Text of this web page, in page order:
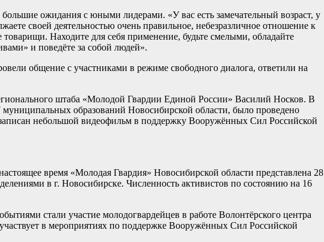
ожидания с юными лидерами. «У вас есть замечательный возраст, у
своей деятельностью очень правильное, небезразличное отношение к
Находите для себя применение, будьте смелыми, обладайте
и поведёте за собой людей».
общение с участниками в режиме свободного диалога, ответили на
штаба «Молодой Гвардии Единой России» Василий Носков. В
муниципальных образований Новосибирской области, было проведено
небольшой видеофильм в поддержку Вооружённых Сил Российской
время «Молодая Гвардия» Новосибирской области представлена 28
в г. Новосибирске. Численность активистов по состоянию на 16
стали участие молодогвардейцев в работе Волонтёрского центра
в мероприятиях по поддержке Вооружённых Сил Российской